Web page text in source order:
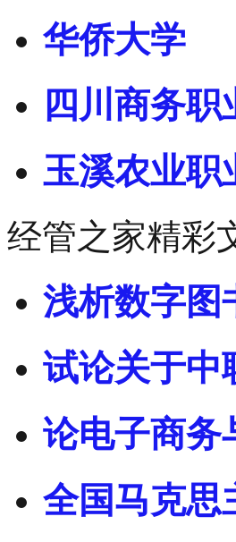
华侨大学
四川商务职
玉溪农业职
经管之家精彩
浅析数字图
试论关于中
论电子商务
全国马克思